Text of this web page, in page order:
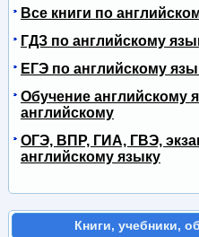
Все книги по
ГДЗ по английскому
ЕГЭ по английскому
Обучение английскому
английскому
ОГЭ, ВПР, ГИА, ГВЭ,
английскому языку
Книги, учебники,